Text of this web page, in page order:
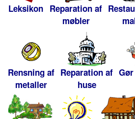
Leksikon Reparation af
møbler
Rensning af
metaller
Reparation af
huse